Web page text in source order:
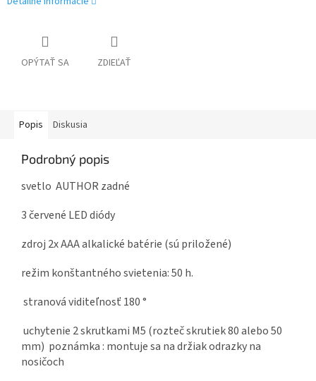
OPÝTAŤ SA ZDIEĽAŤ
Popis Diskusia
Podrobný popis
svetlo AUTHOR zadné
3 červené LED diódy
zdroj 2x AAA alkalické batérie (sú priložené)
režim konštantného svietenia: 50 h.
stranová viditeľnosť 180 °
uchytenie 2 skrutkami M5 (rozteč skrutiek 80 alebo 50
mm) poznámka : montuje sa na držiak odrazky na
nosičoch